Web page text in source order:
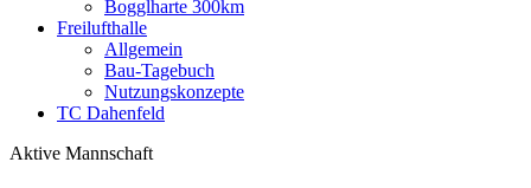
Bogglharte 300km
Freilufthalle
Allgemein
Bau-Tagebuch
Nutzungskonzepte
TC Dahenfeld
Aktive Mannschaft